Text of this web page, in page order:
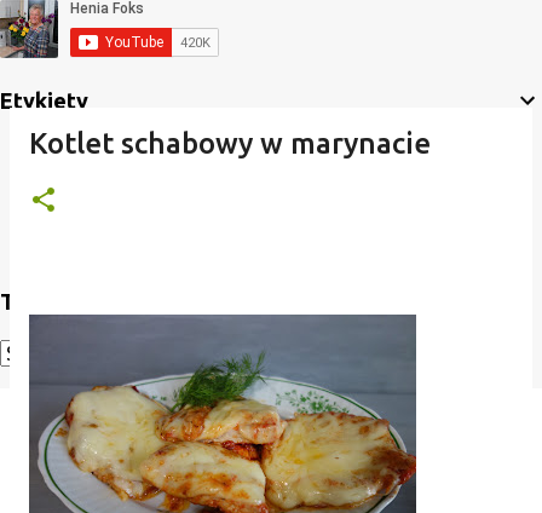
Etykiety
Translate
Powered by Translate
Kotlet schabowy w marynacie